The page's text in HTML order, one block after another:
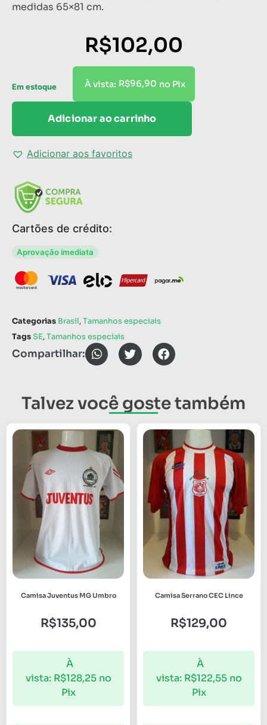
medidas 65×81 cm.
R$102,00
À vista: R$96,90 no Pix
Em estoque
Adicionar ao carrinho
Adicionar aos favoritos
Cartões de crédito:
Aprovação imediata
Categorias Brasil,Tamanhos especiais
TagsSE,Tamanhos especiais
Compartilhar:
Talvez você goste também
Camisa Juventus MG Umbro
R$135,00
À
vista: R$128,25 no
Pix
Camisa Serrano CEC Lince
R$129,00
À
vista: R$122,55 no
Pix